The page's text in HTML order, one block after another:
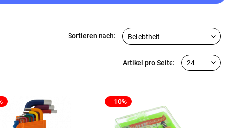
Sortieren nach:
Artikel pro Seite:
- 10%